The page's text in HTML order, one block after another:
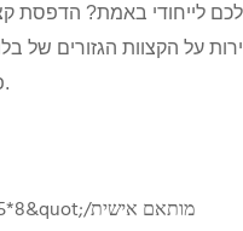
לייחודי באמת? הדפסת
על הקצוות הגזורים של
פרט מרשים לפני הכריכה.
6*9&quot;/5*8&quot;/מותאם אישית